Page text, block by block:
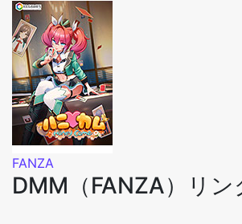
FANZA
DMM（FANZA）リン